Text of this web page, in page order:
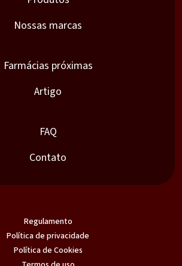
Nossas marcas
Farmácias próximas
Artigo
FAQ
Contato
Regulamento
Política de privacidade
Política de Cookies